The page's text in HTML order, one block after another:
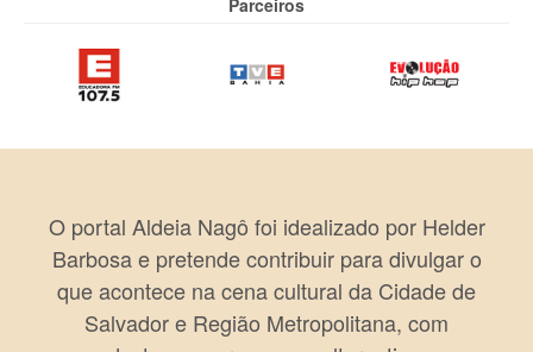
O portal Aldeia Nagô foi idealizado por Helder
Barbosa e pretende contribuir para divulgar o
que acontece na cena cultural da Cidade de
Salvador e Região Metropolitana, com